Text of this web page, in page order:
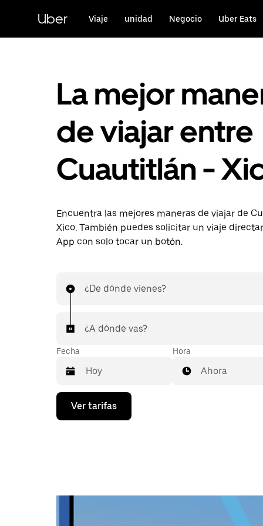
contenido
principal
Uber Viaje unidad Negocio Uber Eats
La mejor
de viajar entre
Cuautitlán -
Encuentra las mejores maneras de viajar de
Xico. También puedes solicitar un viaje
App con solo tocar un botón.
¿De dónde vienes?
¿A dónde vas?
Fecha
Presiona
flecha
calendario
Hora
Ahora
Ver tarifas